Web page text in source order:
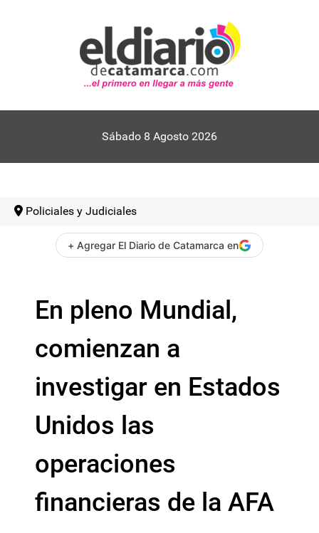
Sábado 8 Agosto 2026
Policiales y Judiciales
+ Agregar El Diario de Catamarca en
En pleno Mundial,
comienzan a
investigar en Estados
Unidos las
operaciones
financieras de la AFA